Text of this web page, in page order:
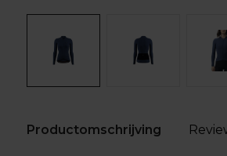
Productomschrijving